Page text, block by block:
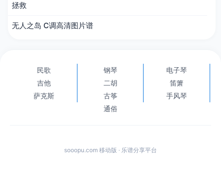
拯救
无人之岛 C调高清图片谱
民歌 钢琴
电子琴
吉他
二胡
笛箫
萨克斯
古筝
手风琴
通俗
sooopu.com 移动版 · 乐谱分享平台